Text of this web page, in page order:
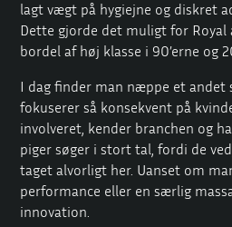
lagt vægt på hygiejne og diskret
Dette gjorde det muligt for
bordel af høj klasse i 90’erne og
I dag finder man næppe et andet
fokuserer så konsekvent på
involveret, kender branchen og
piger søger i stort tal, fordi de
taget alvorligt her. Uanset om
performance eller en særlig
innovation.